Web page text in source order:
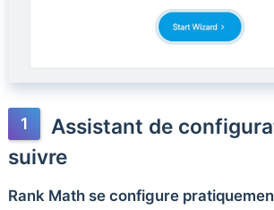
Assistant de
suivre
Rank Math se configure